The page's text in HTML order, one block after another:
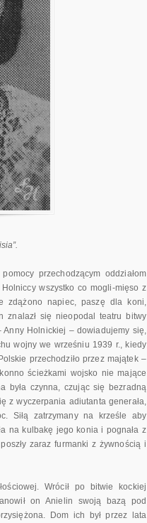
przechodzącym oddziałom
wszystko co mogli-mięso z
zdążono napiec, paszę dla koni,
znalazł się nieopodal teatru bitwy
Anny Holnickiej – dowiadujemy się,
wojny we wrześniu 1939 r., kiedy
przechodziło przez majątek –
ścieżkami wojsko nie mające
była czynna, czując się bezradną
z wyczerpania adiutanta generała,
Siłą zatrzymany na krześle aby
na kulbakę jego konia i pognała z
zaraz furmanki z żywnością i
Wrócił po bitwie kockiej
on Anielin swoją bazą pod
Dom ich był przez lata